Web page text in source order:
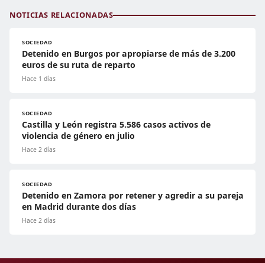
NOTICIAS RELACIONADAS
SOCIEDAD
Detenido en Burgos por apropiarse de más de 3.200
euros de su ruta de reparto
Hace 1 días
SOCIEDAD
Castilla y León registra 5.586 casos activos de
violencia de género en julio
Hace 2 días
SOCIEDAD
Detenido en Zamora por retener y agredir a su pareja
en Madrid durante dos días
Hace 2 días